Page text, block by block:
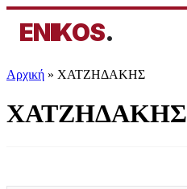
ENIKOS.
Αρχική » ΧΑΤΖΗΔΑΚΗΣ
ΧΑΤΖΗΔΑΚΗΣ